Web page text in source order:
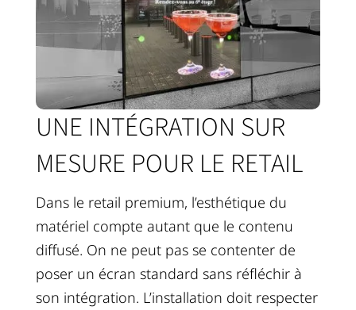
UNE INTÉGRATION SUR
MESURE POUR LE RETAIL
Dans le retail premium, l’esthétique du
matériel compte autant que le contenu
diffusé. On ne peut pas se contenter de
poser un écran standard sans réfléchir à
son intégration. L’installation doit respecter